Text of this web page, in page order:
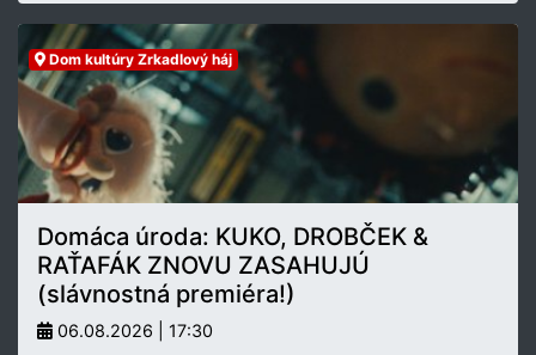
Dom kultúry Zrkadlový háj
Domáca úroda: KUKO, DROBČEK &
RAŤAFÁK ZNOVU ZASAHUJÚ
(slávnostná premiéra!)
06.08.2026 | 17:30